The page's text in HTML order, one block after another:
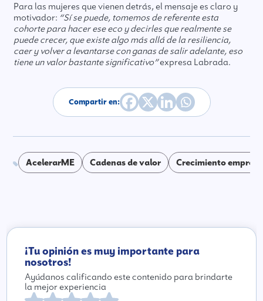
Para las mujeres que vienen detrás, el mensaje es claro y
motivador: “Sí se puede, tomemos de referente esta
cohorte para hacer ese eco y decirles que realmente se
puede crecer, que existe algo más allá de la resiliencia,
caer y volver a levantarse con ganas de salir adelante, eso
tiene un valor bastante significativo”expresa Labrada.
Compartir en:
AcelerarME Cadenas de valor Crecimiento
¡Tu opinión es muy importante para
nosotros!
Ayúdanos calificando este contenido para brindarte
la mejor experiencia